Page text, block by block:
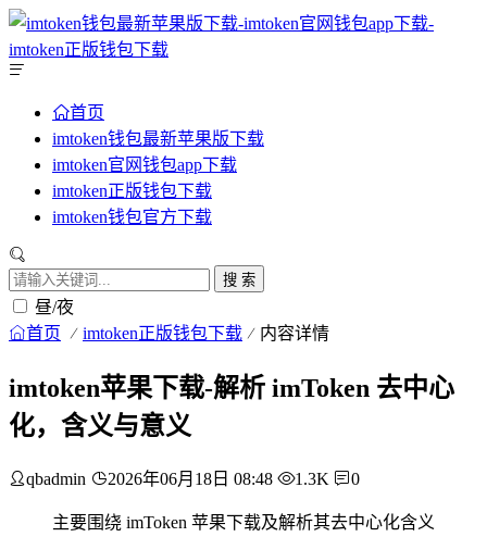
首页
imtoken钱包最新苹果版下载
imtoken官网钱包app下载
imtoken正版钱包下载
imtoken钱包官方下载
搜 索
昼/夜
首页 imtoken正版钱包下载 内容详情
imtoken苹果下载-解析 imToken 去中心
化，含义与意义
qbadmin 2026年06月18日 08:48 1.3K 0
主要围绕 imToken 苹果下载及解析其去中心化含义